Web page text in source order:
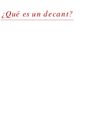
¿Qué es un decant?